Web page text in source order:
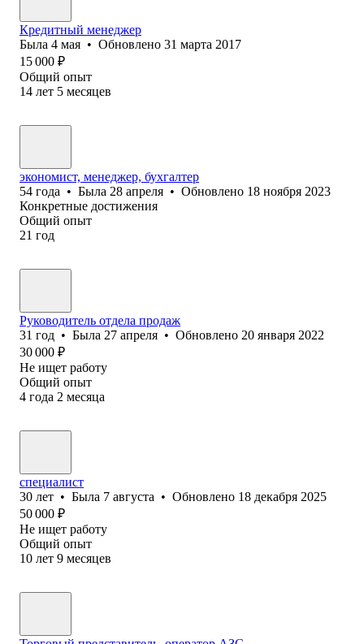
Кредитный менеджер
Была 4 мая • Обновлено 31 марта 2017
15 000 ₽
Общий опыт
14 лет 5 месяцев
экономист, менеджер, бухгалтер
54 года • Была 28 апреля • Обновлено 18 ноября 2023
Конкретные достижения
Общий опыт
21 год
Руководитель отдела продаж
31 год • Была 27 апреля • Обновлено 20 января 2022
30 000 ₽
Не ищет работу
Общий опыт
4 года 2 месяца
специалист
30 лет • Была 7 августа • Обновлено 18 декабря 2025
50 000 ₽
Не ищет работу
Общий опыт
10 лет 9 месяцев